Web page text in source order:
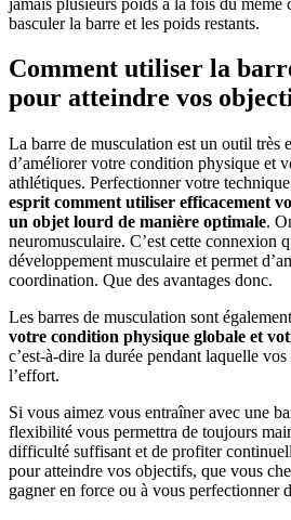
basculer la barre et les poids restants.
Comment utiliser la
pour atteindre vos
La barre de musculation est un outil très
d’améliorer votre condition physique et
athlétiques. Perfectionner votre
esprit comment utiliser efficacement
un objet lourd de manière optimale.
neuromusculaire. C’est cette connexion
développement musculaire et permet
coordination. Que des avantages donc.
Les barres de musculation sont également
votre condition physique globale et
c’est-à-dire la durée pendant laquelle
l’effort.
Si vous aimez vous entraîner avec une
flexibilité vous permettra de toujours
difficulté suffisant et de profiter
pour atteindre vos objectifs, que vous
gagner en force ou à vous perfectionner